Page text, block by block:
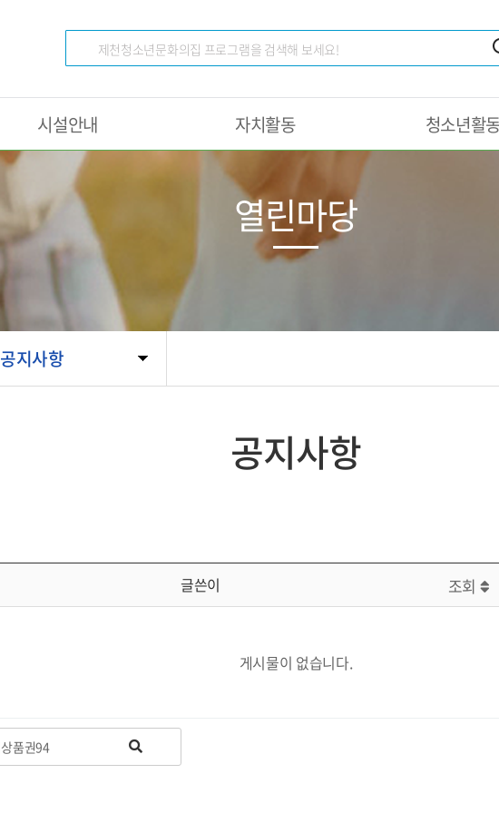
시설안내 자치활동 청소년활
공지사항
열린마당
공지사항
글쓴이 조회
게시물이 없습니다.